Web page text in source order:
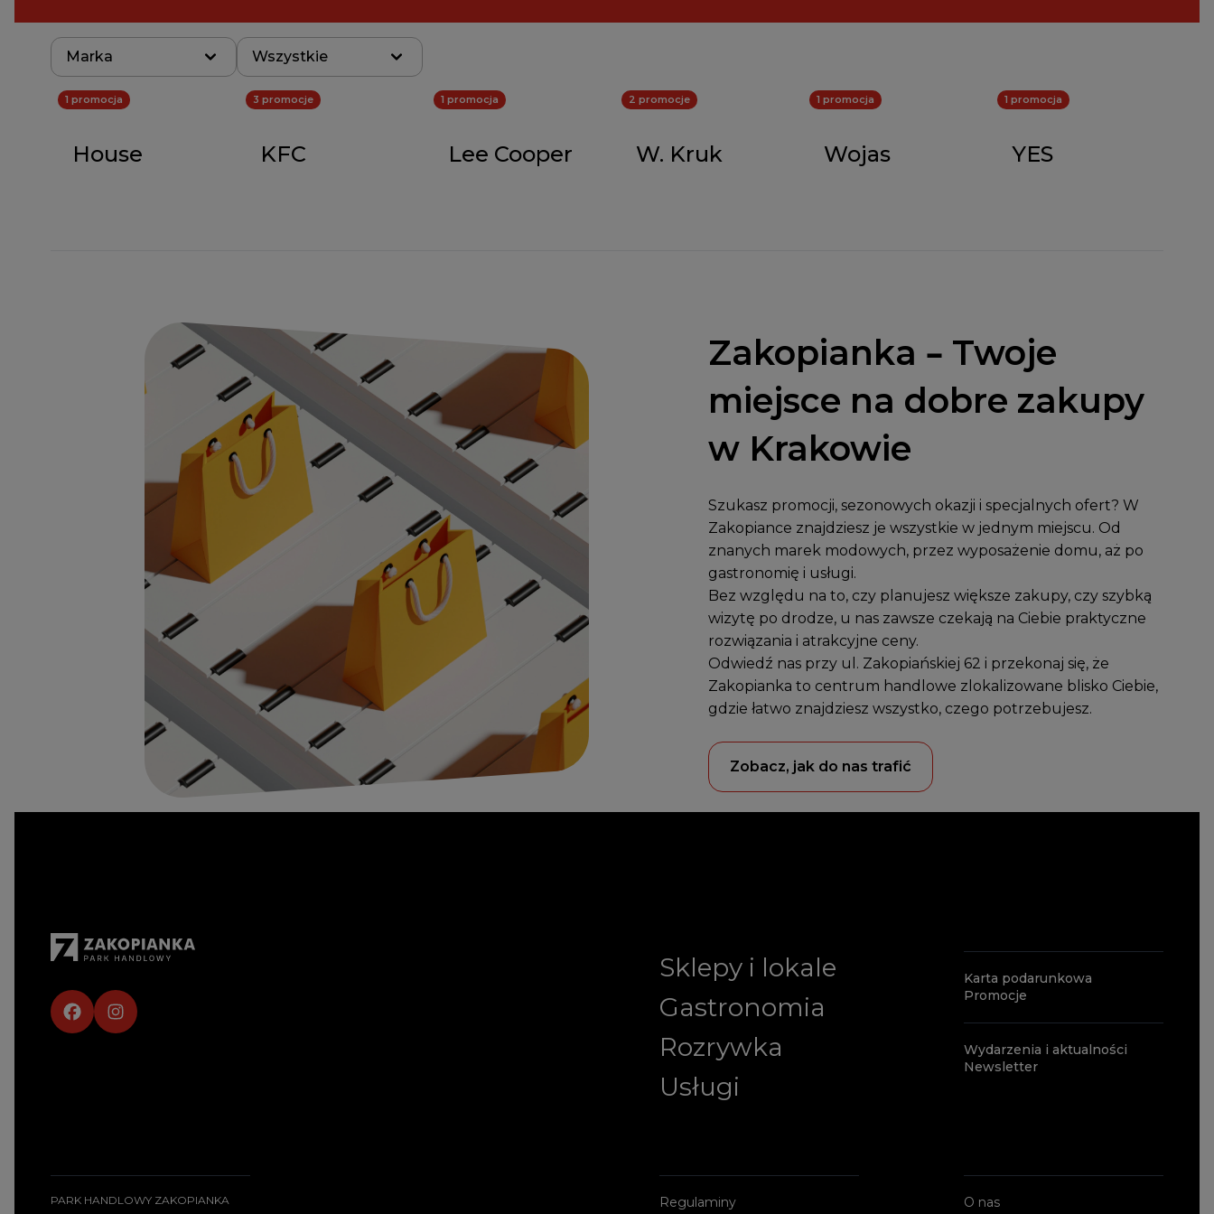
Marka Wszystkie
1 promocja
House
3 promocje
KFC
1 promocja
Lee Cooper
2 promocje
W. Kruk
1 promocja
Wojas
1 promocja
YES
Zakopianka – Twoje
miejsce na dobre zakupy
w Krakowie
Szukasz promocji, sezonowych okazji i specjalnych ofert? W
Zakopiance znajdziesz je wszystkie w jednym miejscu. Od
znanych marek modowych, przez wyposażenie domu, aż po
gastronomię i usługi.
Bez względu na to, czy planujesz większe zakupy, czy szybką
wizytę po drodze, u nas zawsze czekają na Ciebie praktyczne
rozwiązania i atrakcyjne ceny.
Odwiedź nas przy ul. Zakopiańskiej 62 i przekonaj się, że
Zakopianka to centrum handlowe zlokalizowane blisko Ciebie,
gdzie łatwo znajdziesz wszystko, czego potrzebujesz.
Zobacz, jak do nas trafić
Sklepy i lokale
Gastronomia
Rozrywka
Usługi
Karta podarunkowa
Promocje
Wydarzenia i aktualności
Newsletter
PARK HANDLOWY ZAKOPIANKA
Regulaminy
O nas